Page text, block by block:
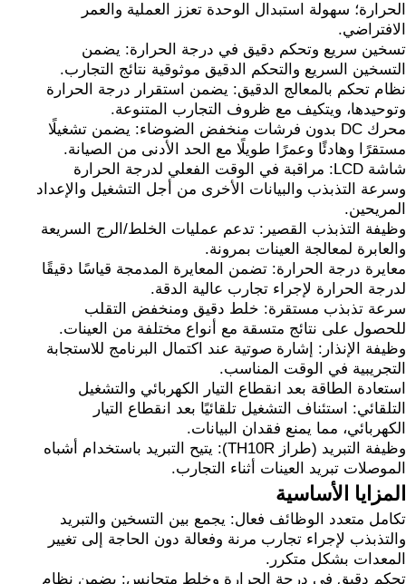
الحرارة؛ سهولة استبدال الوحدة تعزز العملية والعمر
الافتراضي.
تسخين سريع وتحكم دقيق في درجة الحرارة: يضمن
التسخين السريع والتحكم الدقيق موثوقية نتائج التجارب.
نظام تحكم بالمعالج الدقيق: يضمن استقرار درجة الحرارة
وتوحيدها، ويتكيف مع ظروف التجارب المتنوعة.
محرك DC بدون فرشات منخفض الضوضاء: يضمن تشغيلًا
مستقرًا وهادئًا وعمرًا طويلًا مع الحد الأدنى من الصيانة.
شاشة LCD: مراقبة في الوقت الفعلي لدرجة الحرارة
وسرعة التذبذب والبيانات الأخرى من أجل التشغيل والإعداد
المريحين.
وظيفة التذبذب القصير: تدعم عمليات الخلط/الرج السريعة
والعابرة لمعالجة العينات بمرونة.
معايرة درجة الحرارة: تضمن المعايرة المدمجة قياسًا دقيقًا
لدرجة الحرارة لإجراء تجارب عالية الدقة.
سرعة تذبذب مستقرة: خلط دقيق ومنخفض التقلب
للحصول على نتائج متسقة مع أنواع مختلفة من العينات.
وظيفة الإنذار: إشارة صوتية عند اكتمال البرنامج للاستجابة
التجريبية في الوقت المناسب.
استعادة الطاقة بعد انقطاع التيار الكهربائي والتشغيل
التلقائي: استئناف التشغيل تلقائيًا بعد انقطاع التيار
الكهربائي، مما يمنع فقدان البيانات.
وظيفة التبريد (طراز TH10R): يتيح التبريد باستخدام أشباه
الموصلات تبريد العينات أثناء التجارب.
المزايا الأساسية
تكامل متعدد الوظائف فعال: يجمع بين التسخين والتبريد
والتذبذب لإجراء تجارب مرنة وفعالة دون الحاجة إلى تغيير
المعدات بشكل متكرر.
تحكم دقيق في درجة الحرارة وخلط متجانس: يضمن نظام